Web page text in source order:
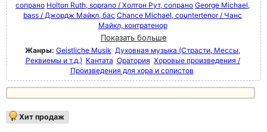
сопрано Holton Ruth, soprano / Холтон Рут, сопрано George Michael,
bass / Джордж Майкл, бас Chance Michael, countertenor / Чанс
Майкл, контратенор
Показать больше
Жанры: Geistliche Musik Духовная музыка (Страсти, Мессы,
Реквиемы и т.д.) Кантата Оратория Хоровые произведения /
Произведения для хора и солистов
Хит продаж